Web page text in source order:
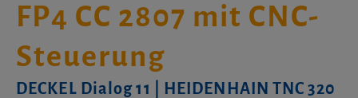
FP4 CC 2807 mit CNC-
Steuerung
DECKEL Dialog 11 | HEIDENHAIN TNC 320